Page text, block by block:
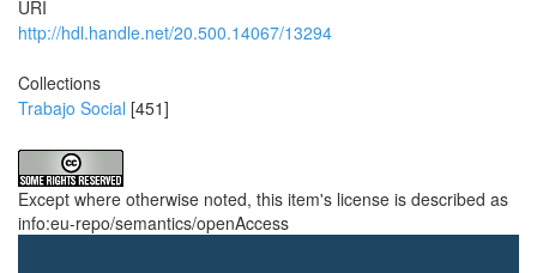
URI
http://hdl.handle.net/20.500.14067/13294
Collections
Trabajo Social [451]
Except where otherwise noted, this item's license is described as
info:eu-repo/semantics/openAccess